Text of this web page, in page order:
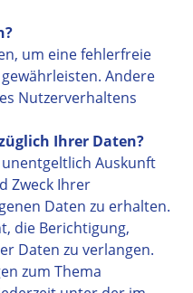
um eine fehlerfreie
Andere
Nutzerverhaltens
Ihrer Daten?
Auskunft
Zweck Ihrer
Daten zu erhalten.
die Berichtigung,
Daten zu verlangen.
zum Thema